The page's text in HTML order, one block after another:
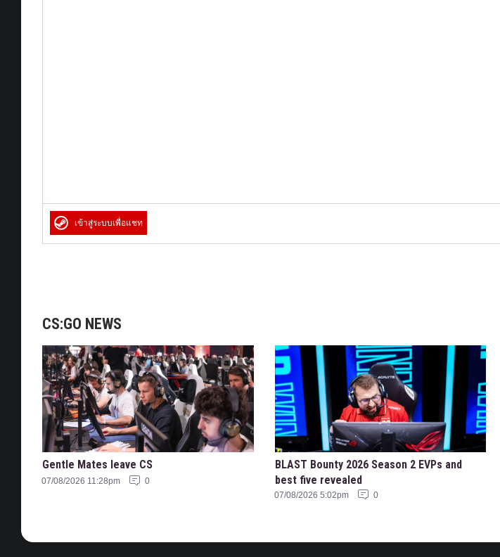
เข้าสู่ระบบเพื่อแชท
CS:GO NEWS
Gentle Mates leave CS
07/08/2026 11:28pm 0
BLAST Bounty 2026 Season 2 EVPs and
best five revealed
07/08/2026 5:02pm 0